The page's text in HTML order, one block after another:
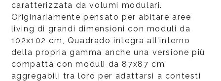
caratterizzata da volumi modulari.
Originariamente pensato per abitare aree
living di grandi dimensioni con moduli da
102x102 cm, Quadrado integra all’interno
della propria gamma anche una versione più
compatta con moduli da 87x87 cm
aggregabili tra loro per adattarsi a contesti